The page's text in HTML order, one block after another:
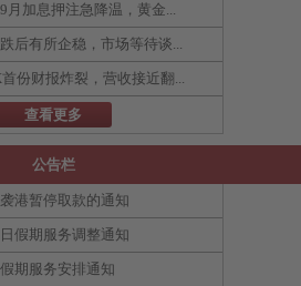
9月加息押注急降温，黄金...
跌后有所企稳，市场等待谈...
首份财报炸裂，营收接近翻...
查看更多
公告栏
港暂停取款的通知
假期服务调整通知
期服务安排通知